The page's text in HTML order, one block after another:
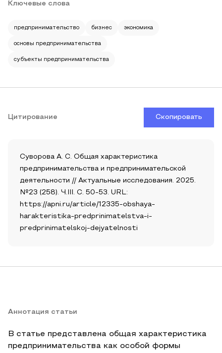
Ключевые слова
предпринимательство бизнес экономика
основы предпринимательства
субъекты предпринимательства
Цитирование Скопировать
Суворова А. С. Общая характеристика
предпринимательства и предпринимательской
деятельности // Актуальные исследования. 2025.
№23 (258). Ч.III. С. 50-53. URL:
https://apni.ru/article/12335-obshaya-
harakteristika-predprinimatelstva-i-
predprinimatelskoj-dejyatelnosti
Аннотация статьи
В статье представлена общая характеристика
предпринимательства как особой формы